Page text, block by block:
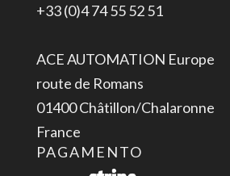
+33 (0)4 74 55 52 51
ACE AUTOMATION Europe
route de Romans
01400 Châtillon/Chalaronne
France
PAGAMENTO